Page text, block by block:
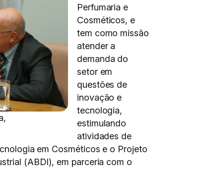
Perfumaria e
Cosméticos, e
tem como missão
atender a
demanda do
setor em
questões de
inovação e
tecnologia,
estimulando
atividades de
em Cosméticos e o Projeto
(ABDI), em parceria com o